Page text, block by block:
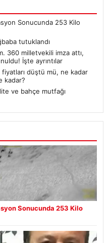
Sonucunda 253 Kilo
tutuklandı
360 milletvekili imza attı,
İşte ayrıntılar
düştü mü, ne kadar
kadar?
ve bahçe mutfağı
Sonucunda 253 Kilo